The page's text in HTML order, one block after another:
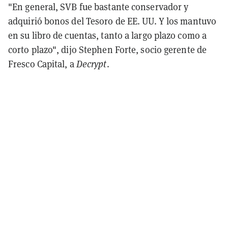
"En general, SVB fue bastante conservador y
adquirió bonos del Tesoro de EE. UU. Y los mantuvo
en su libro de cuentas, tanto a largo plazo como a
corto plazo", dijo Stephen Forte, socio gerente de
Fresco Capital, aDecrypt.